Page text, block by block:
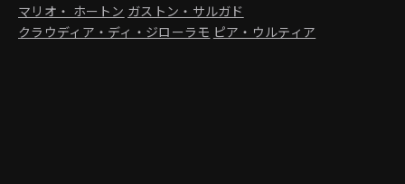
マリオ・ ホートン ガストン・サルガド
クラウディア・ディ・ジローラモ ピア・ウルティア